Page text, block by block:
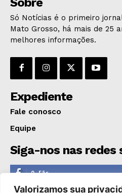
Valorizamos sua
Só Notícias é o primeiro
Mato Grosso, há mais de 25
melhores informações.
Expediente
Fale conosco
Equipe
Siga-nos nas redes
0 Fãs